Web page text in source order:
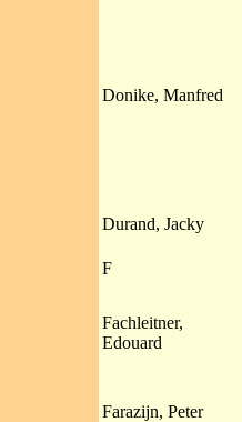
Donike, Manfred
Durand, Jacky
F
Fachleitner,
Edouard
Farazijn, Peter